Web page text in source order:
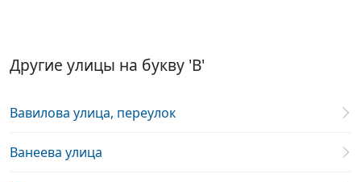
Другие улицы на букву 'В'
Вавилова улица, переулок
Ванеева улица